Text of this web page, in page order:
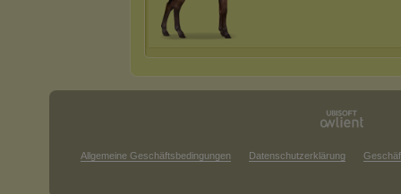
Allgemeine Geschäftsbedingungen Datenschutzerklärung